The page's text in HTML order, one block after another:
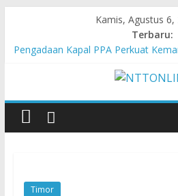
Kamis, Agustus 6,
Terbaru:
Pengadaan Kapal PPA Perkuat
Cahaya Kemerdekaan di
Honda AT Family Day Semarakkan
Hasil KKN Kolaborasi UGM-Undana
Timor